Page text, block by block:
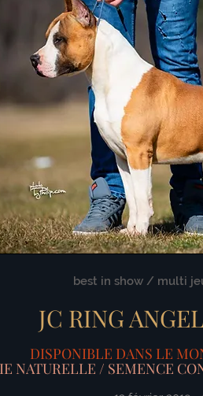
best in show / multi
JC RING
DISPONIBLE DANS LE
NATURELLE / SEMENCE